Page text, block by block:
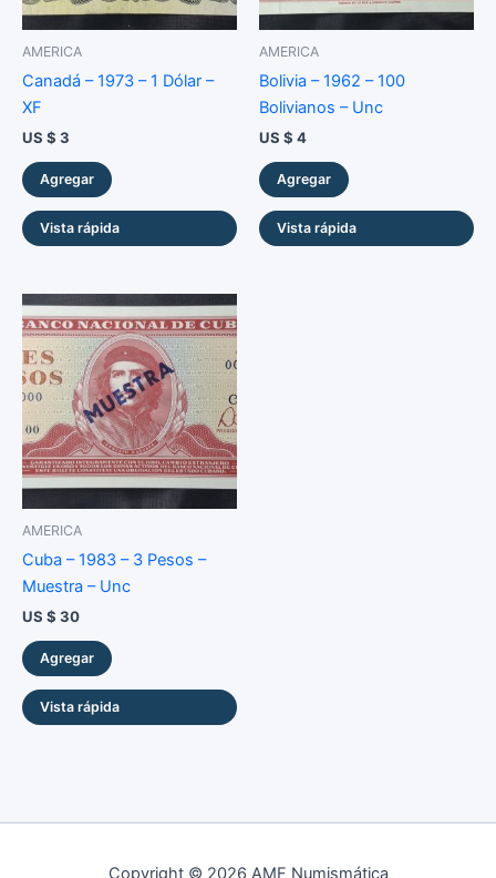
-
cantidad
AMERICA
Canadá – 1973 – 1 Dólar –
XF
US $ 3
Agregar
Vista rápida
AMERICA
Bolivia – 1962 – 100
Bolivianos – Unc
US $ 4
Agregar
Vista rápida
AMERICA
Cuba – 1983 – 3 Pesos –
Muestra – Unc
US $ 30
Agregar
Vista rápida
Copyright © 2026 AMF Numismática